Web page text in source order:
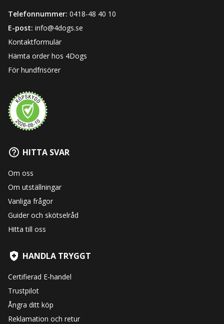
Telefonnummer: 0418-48 40 10
E-post: info@4dogs.se
Kontaktformulär
Hämta order hos 4Dogs
För hundfrisörer
HITTA SVAR
Om oss
Om utställningar
Vanliga frågor
Guider och skötselråd
Hitta till oss
HANDLA TRYGGT
Certifierad E-handel
Trustpilot
Ångra ditt köp
Reklamation och retur